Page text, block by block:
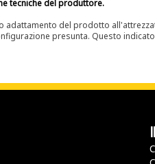
tecniche del produttore.
del prodotto
presunta. Questo